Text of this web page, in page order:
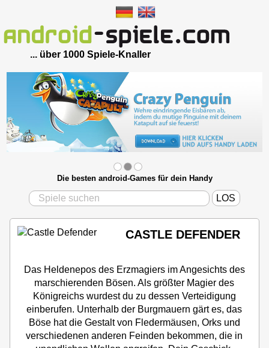
... über 1000 Spiele-Knaller
Die besten android-Games für dein Handy
CASTLE DEFENDER
Das Heldenepos des Erzmagiers im Angesichts des
marschierenden Bösen. Als größter Magier des
Königreichs wurdest du zu dessen Verteidigung
einberufen. Unterhalb der Burgmauern gärt es, das
Böse hat die Gestalt von Fledermäusen, Orks und
verschiedenen anderen Feinden bekommen, die in